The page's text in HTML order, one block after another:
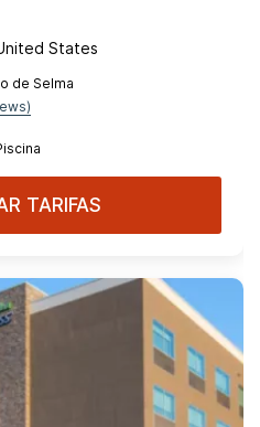
States
de Selma
TARIFAS